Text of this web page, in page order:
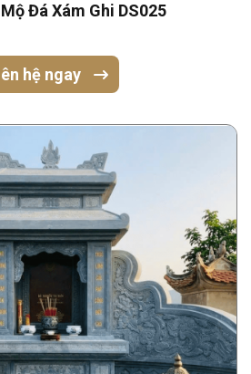
Đá Xám Ghi DS025
hệ ngay